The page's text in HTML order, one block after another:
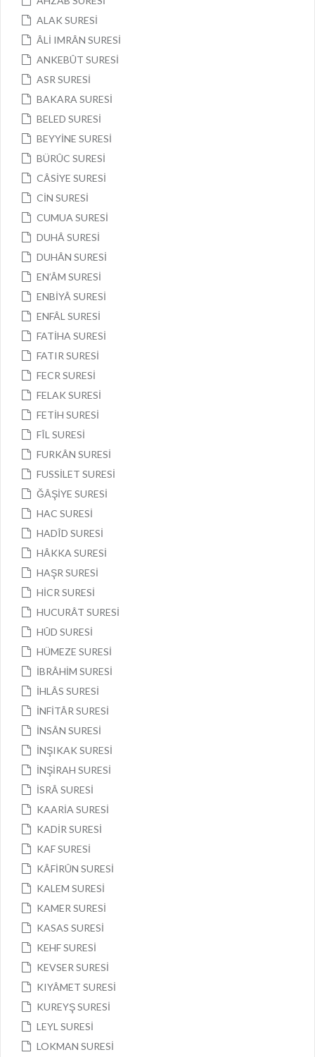
ALAK SURESİ
ÂLİ IMRÂN SURESİ
ANKEBÛT SURESİ
ASR SURESİ
BAKARA SURESİ
BELED SURESİ
BEYYİNE SURESİ
BÜRÛC SURESİ
CÂSİYE SURESİ
CİN SURESİ
CUMUA SURESİ
DUHÂ SURESİ
DUHÂN SURESİ
EN’ÂM SURESİ
ENBİYÂ SURESİ
ENFÂL SURESİ
FATİHA SURESİ
FATIR SURESİ
FECR SURESİ
FELAK SURESİ
FETİH SURESİ
FÎL SURESİ
FURKÂN SURESİ
FUSSİLET SURESİ
ĞÂŞİYE SURESİ
HAC SURESİ
HADÎD SURESİ
HÂKKA SURESİ
HAŞR SURESİ
HİCR SURESİ
HUCURÂT SURESİ
HÛD SURESİ
HÜMEZE SURESİ
İBRÂHİM SURESİ
İHLÂS SURESİ
İNFİTÂR SURESİ
İNSÂN SURESİ
İNŞIKAK SURESİ
İNŞİRAH SURESİ
İSRÂ SURESİ
KAARİA SURESİ
KADİR SURESİ
KAF SURESİ
KÂFİRÛN SURESİ
KALEM SURESİ
KAMER SURESİ
KASAS SURESİ
KEHF SURESİ
KEVSER SURESİ
KIYÂMET SURESİ
KUREYŞ SURESİ
LEYL SURESİ
LOKMAN SURESİ